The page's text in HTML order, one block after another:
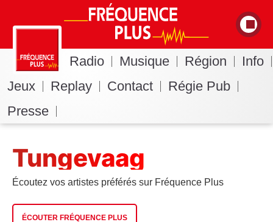
Radio Musique Région
Info
Jeux
Replay Contact
Régie Pub
Presse
Tungevaag
Écoutez vos artistes préférés sur Fréquence Plus
ÉCOUTER FRÉQUENCE PLUS